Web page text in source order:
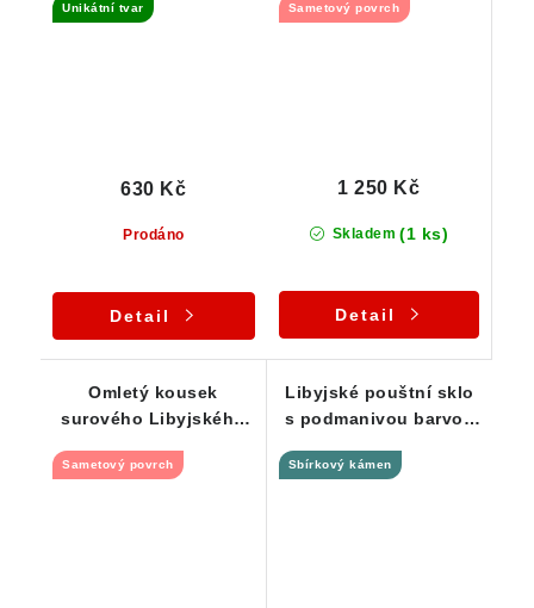
g
Unikátní tvar
Prodáno
630 Kč
Detail
Sametový povrch
Skladem (1 ks)
1 250 Kč
Detail
Omletý kousek
surového Libyjského
Sametový povrch
Libyjské pouštní sklo
s podmanivou barvou
5,15 g
Sbírkový kámen